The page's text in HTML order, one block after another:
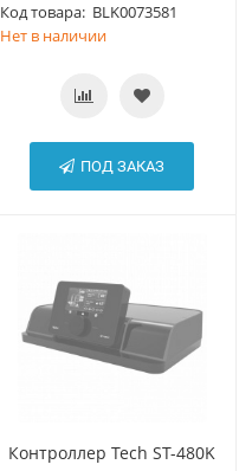
Код товара: BLK0073581
Нет в наличии
ПОД ЗАКАЗ
Контроллер Tech ST-480K